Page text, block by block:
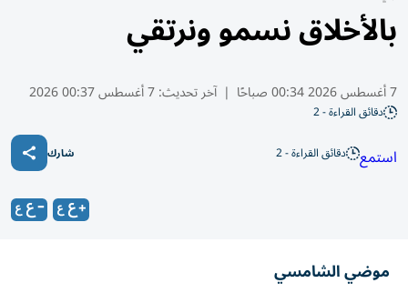
بالأخلاق نسمو ونرتقي
7 أغسطس 2026 00:34 صباحًا | آخر تحديث:7 أغسطس 00:37 2026
دقائق القراءة - 2
استمع دقائق القراءة - 2 شارك
موضي الشامسي